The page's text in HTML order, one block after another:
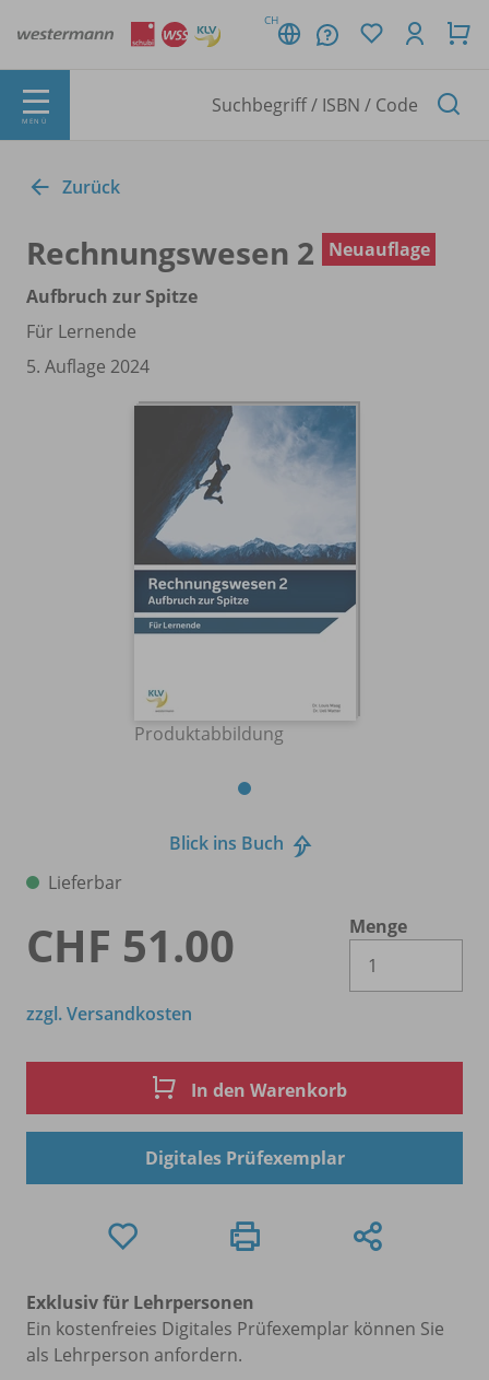
CH
MENÜ
Zurück
Rechnungswesen 2
Neuauflage
Aufbruch zur Spitze
Für Lernende
5. Auflage 2024
Produktabbildung
Blick ins Buch
Lieferbar
CHF 51.00
Menge
zzgl. Versandkosten
In den Warenkorb
Digitales Prüfexemplar
Exklusiv für Lehrpersonen
Ein kostenfreies Digitales Prüfexemplar können Sie
als Lehrperson anfordern.